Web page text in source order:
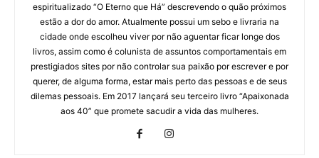
espiritualizado “O Eterno que Há” descrevendo o quão próximos
estão a dor do amor. Atualmente possui um sebo e livraria na
cidade onde escolheu viver por não aguentar ficar longe dos
livros, assim como é colunista de assuntos comportamentais em
prestigiados sites por não controlar sua paixão por escrever e por
querer, de alguma forma, estar mais perto das pessoas e de seus
dilemas pessoais. Em 2017 lançará seu terceiro livro “Apaixonada
aos 40” que promete sacudir a vida das mulheres.